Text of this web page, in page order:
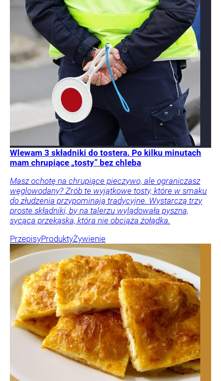
Wlewam 3 składniki do tostera. Po kilku minutach
mam chrupiące „tosty” bez chleba
Masz ochotę na chrupiące pieczywo, ale ograniczasz
węglowodany? Zrób te wyjątkowe tosty, które w smaku
do złudzenia przypominają tradycyjne. Wystarczą trzy
proste składniki, by na talerzu wylądowała pyszna,
sycąca przekąska, która nie obciąża żołądka.
PrzepisyProduktyŻywienie